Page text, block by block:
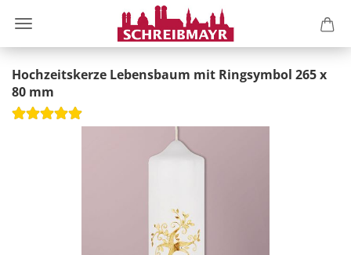
Hochzeitskerze Lebensbaum mit Ringsymbol 265 x
80 mm